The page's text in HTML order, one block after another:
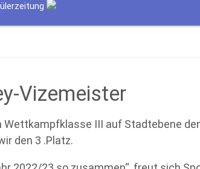
Vizemeister
III auf Stadtebene
den 3 .Platz.